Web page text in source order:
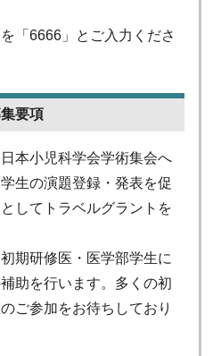
「6666」とご入力くださ
要項
本小児科学会学術集会へ
生の演題登録・発表を促
してトラベルグラントを
期研修医・医学部学生に
助を行います。多くの初
ご参加をお待ちしており